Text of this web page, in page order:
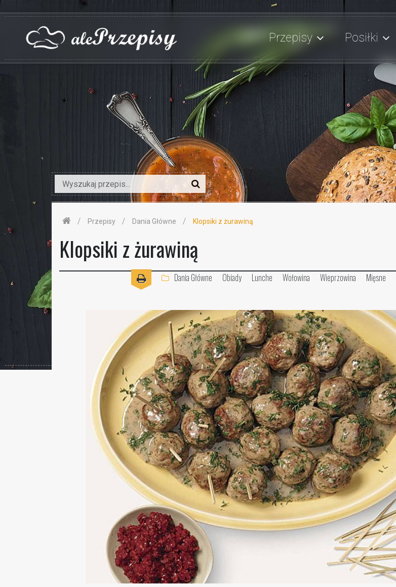
Przepisy Posiłki
Przepisy Dania Główne Klopsiki z żurawiną
Klopsiki z żurawiną
Dania Główne Obiady Lunche Wołowina Wieprzowina Mięsne